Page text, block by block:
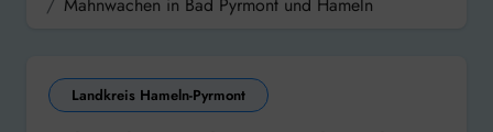
Landkreis Hameln-Pyrmont